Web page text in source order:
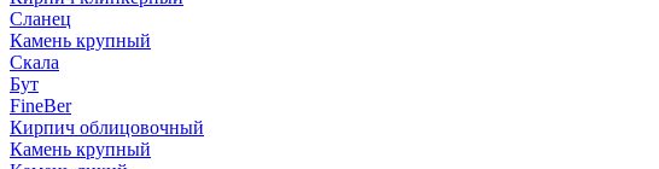
Сланец
Камень крупный
Скала
Бут
FineBer
Кирпич облицовочный
Камень крупный